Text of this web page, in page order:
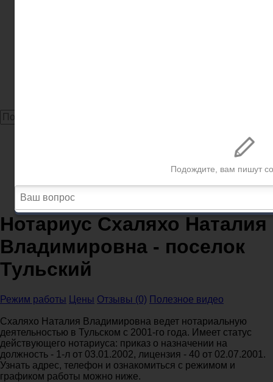
Нотариус Схаляхо Наталия Владимировна - поселок
Тульский
Нотариус Схаляхо Наталия
Владимировна - поселок
Тульский
Режим работы Цены Отзывы (0) Полезное видео
Схаляхо Наталия Владимировна ведет нотариальную
деятельностью в Тульском с 2001-го года. Имеет статус
действующего нотариуса: приказ о назначении на
должность - 1-л от 03.01.2002, лицензия - 40 от 02.07.2001.
Узнать адрес, телефон и ознакомиться с режимом и
графиком работы можно ниже.